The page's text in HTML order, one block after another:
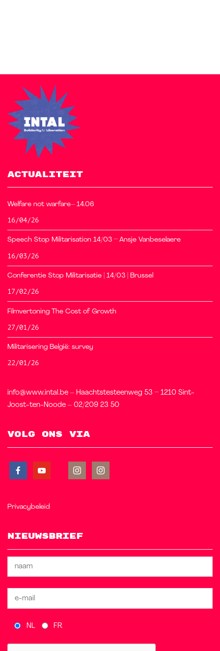
ACTUALITEIT
Welfare not warfare– 14.06
16/04/26
Speech Stop Militarisation 14/03 – Ansje Vanbeselaere
16/03/26
Conferentie Stop Militarisatie | 14/03 | Brussel
17/02/26
Filmvertoning The Cost of Growth
27/01/26
Militarisering België: survey
22/01/26
info@www.intal.be – Haachtstesteenweg 53 – 1210 Sint-
Joost-ten-Noode – 02/209 23 50
Volg ons via
Privacybeleid
Nieuwsbrief
NL FR